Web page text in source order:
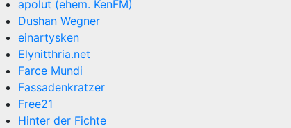
apolut (ehem. KenFM)
Dushan Wegner
einartysken
Elynitthria.net
Farce Mundi
Fassadenkratzer
Free21
Hinter der Fichte